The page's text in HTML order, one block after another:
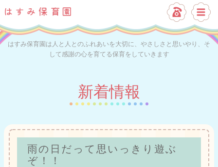
はすみ保育園は人と人とのふれあいを大切に、やさしさと思いやり、そ
して感謝の心を育てる保育をしていきます
新着情報
雨の日だって思いっきり遊ぶ
ぞ！！